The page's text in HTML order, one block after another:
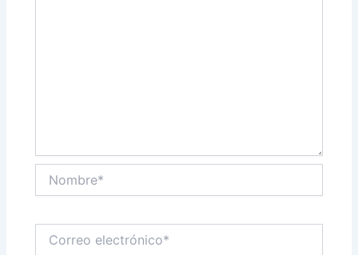
electrónico*